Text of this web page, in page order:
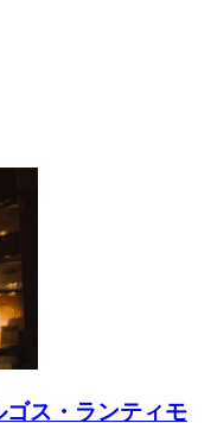
ゴス・ランティモ